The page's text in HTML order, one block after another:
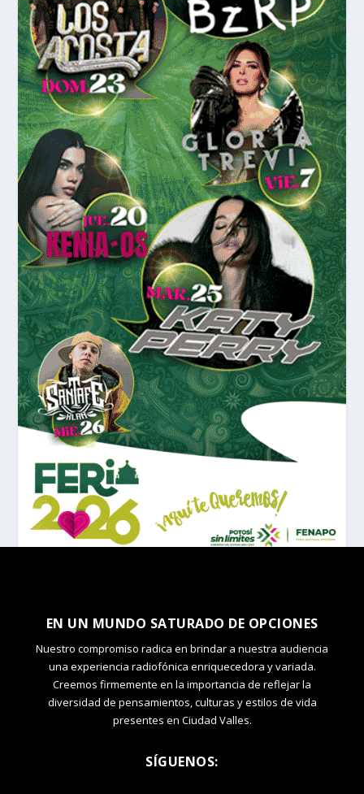
EN UN MUNDO SATURADO DE OPCIONES
Nuestro compromiso radica en brindar a nuestra audiencia
una experiencia radiofónica enriquecedora y variada.
Creemos firmemente en la importancia de reflejar la
diversidad de pensamientos, culturas y estilos de vida
presentes en Ciudad Valles.
SÍGUENOS: